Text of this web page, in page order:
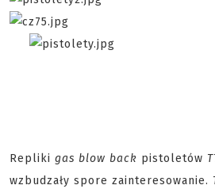
Repliki gas blow back pistoletów
wzbudzały spore zainteresowanie.